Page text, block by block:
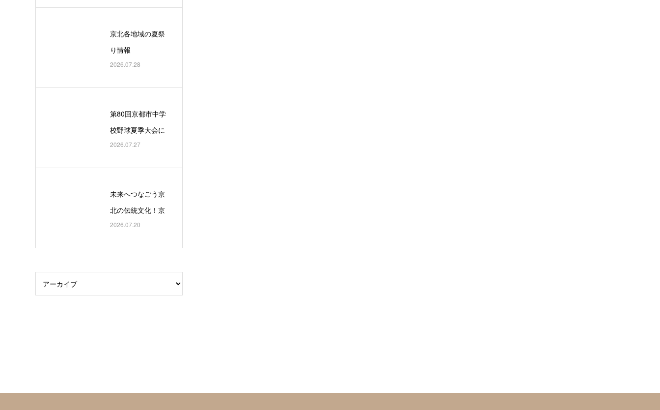
京北各地域の夏祭
り情報
2026.07.28
第80回京都市中学
校野球夏季大会に
おいて京都京北小
2026.07.27
未来へつなごう京
北の伝統文化！京
北盆踊りフェス
2026.07.20